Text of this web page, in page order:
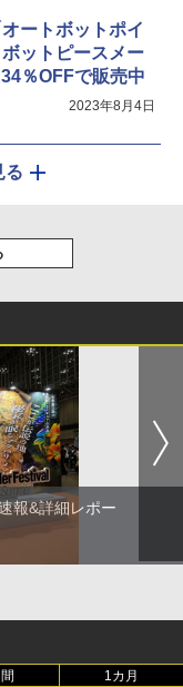
ートボットポイ
ットピースメー
％OFFで販売中
2023年8月4日
る
報&詳細レポー
1カ月